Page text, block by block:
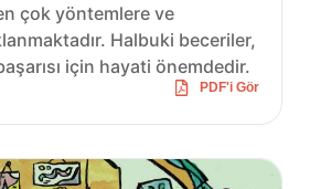
çok yöntemlere ve
Halbuki beceriler,
için hayati önemdedir.
PDF'i Gör